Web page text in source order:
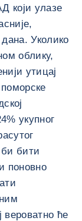
који улазе
Уколико
облику,
утицај
поморске
укупног
би бити
поновно
ће